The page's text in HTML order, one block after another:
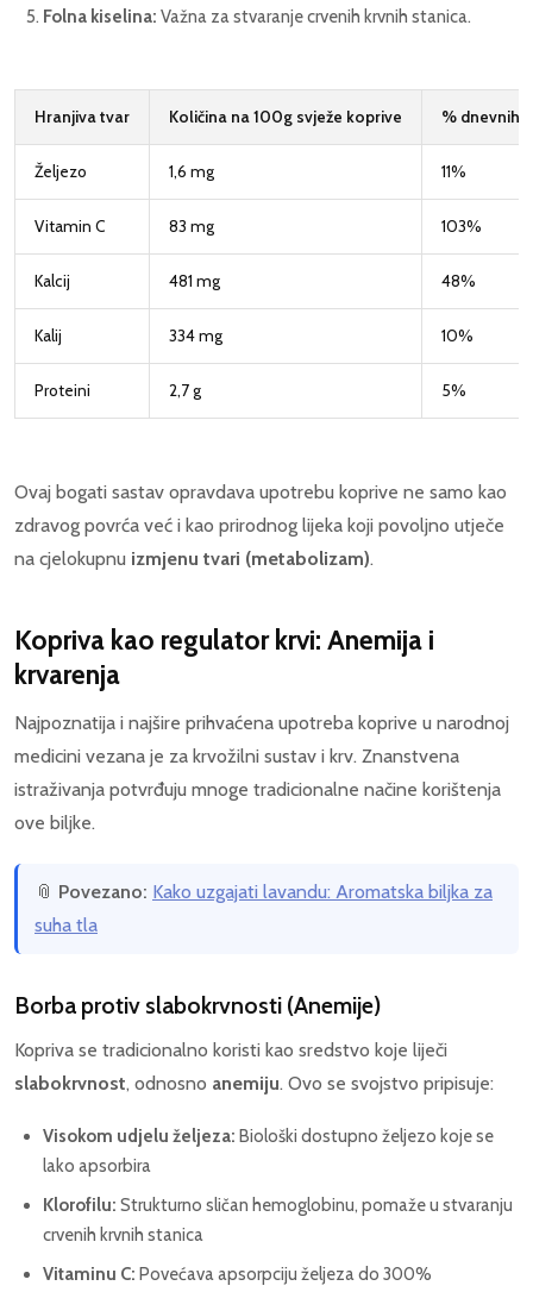
Folna kiselina: Važna za stvaranje crvenih krvnih stanica.
Hranjiva tvar Količina na 100g svježe koprive % dnevnih
Željezo 1,6 mg 11%
Vitamin C 83 mg 103%
Kalcij 481 mg 48%
Kalij 334 mg 10%
Proteini 2,7 g 5%
Ovaj bogati sastav opravdava upotrebu koprive ne samo kao
zdravog povrća već i kao prirodnog lijeka koji povoljno utječe
na cjelokupnu izmjenu tvari (metabolizam).
Kopriva kao regulator krvi: Anemija i
krvarenja
Najpoznatija i najšire prihvaćena upotreba koprive u narodnoj
medicini vezana je za krvožilni sustav i krv. Znanstvena
istraživanja potvrđuju mnoge tradicionalne načine korištenja
ove biljke.
📎 Povezano: Kako uzgajati lavandu: Aromatska biljka za
suha tla
Borba protiv slabokrvnosti (Anemije)
Kopriva se tradicionalno koristi kao sredstvo koje liječi
slabokrvnost, odnosno anemiju. Ovo se svojstvo pripisuje:
Visokom udjelu željeza: Biološki dostupno željezo koje se
lako apsorbira
Klorofilu: Strukturno sličan hemoglobinu, pomaže u stvaranju
crvenih krvnih stanica
Vitaminu C: Povećava apsorpciju željeza do 300%